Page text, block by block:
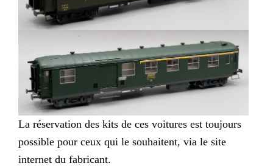
La réservation des kits de ces voitures est toujours
possible pour ceux qui le souhaitent, via le site
internet du fabricant.